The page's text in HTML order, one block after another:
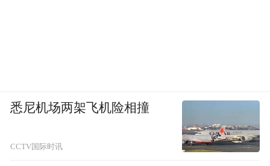
悉尼机场两架飞机险相撞
CCTV国际时讯